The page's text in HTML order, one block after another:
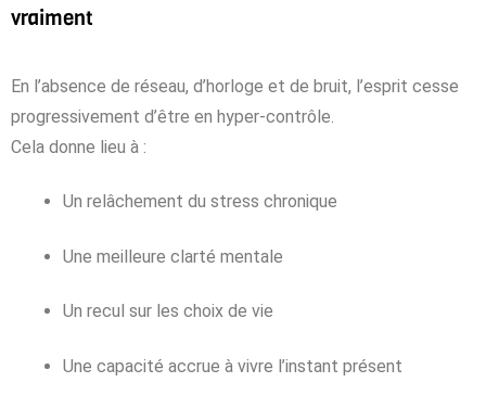
vraiment
En l’absence de réseau, d’horloge et de bruit, l’esprit cesse
progressivement d’être en hyper-contrôle.
Cela donne lieu à :
Un relâchement du stress chronique
Une meilleure clarté mentale
Un recul sur les choix de vie
Une capacité accrue à vivre l’instant présent